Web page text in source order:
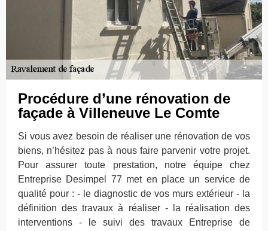
Procédure d’une rénovation de
façade à Villeneuve Le Comte
Si vous avez besoin de réaliser une rénovation de vos
biens, n’hésitez pas à nous faire parvenir votre projet.
Pour assurer toute prestation, notre équipe chez
Entreprise Desimpel 77 met en place un service de
qualité pour : - le diagnostic de vos murs extérieur - la
définition des travaux à réaliser - la réalisation des
interventions - le suivi des travaux Entreprise de